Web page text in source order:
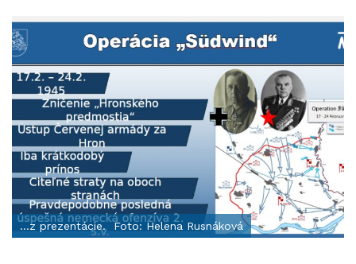
...z prezentácie. Foto: Helena Rusnáková